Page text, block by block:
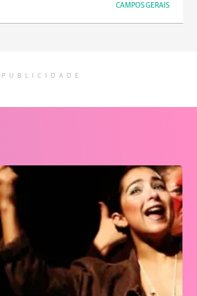
CAMPOS GERAIS
PUBLICIDADE